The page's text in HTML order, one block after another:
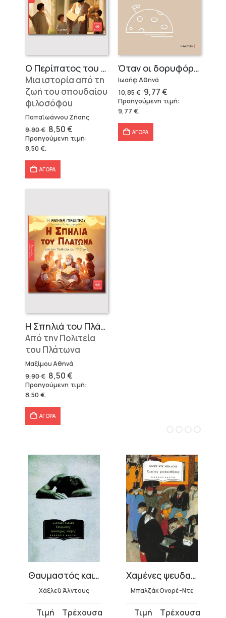
Ο Περίπατος του Αριστοτέλη
Μια ιστορία από τη
ζωή του σπουδαίου
φιλοσόφου
Παπαϊωάννου Ζήσης
9,90€ Original
price
was:
8,50€Η
τρέχουσα
τιμή
Προηγούμενη τιμή:
8,50€.
ΑΓΟΡΑ
Όταν οι δορυφόροι άρχισαν να ψιθυρίζουν
Ιωσήφ Αθηνά
10,85€ Original
price
was:
9,77€Η
τρέχουσα
τιμή
Προηγούμενη τιμή:
9,77 €.
ΑΓΟΡΑ
Η Σπηλιά του Πλάτωνα
Από την Πολιτεία
του Πλάτωνα
Μαξίμου Αθηνά
9,90€ Original
price
was:
8,50€Η
τρέχουσα
τιμή
Προηγούμενη τιμή:
8,50€.
ΑΓΟΡΑ
Θαυμαστός καινούργιος κόσμος
Χάξλεϋ Άλντους
Original
Χαμένες ψευδαισθήσεις
Μπαλζάκ Ονορέ-Ντε
Original